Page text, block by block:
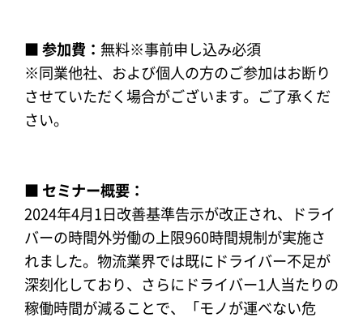
■ 参加費： 無料※事前申し込み必須
※同業他社、および個人の方のご参加はお断り
させていただく場合がございます。ご了承くだ
さい。
■ セミナー概要：
2024年4月 1 日改善基準告示が改正され、ドライ
バーの時間外労働の上限960時間規制が実施さ
れました。物流業界では既にドライバー不足が
深刻化しており、さらにドライバー1 人当たりの
稼働時間が減ることで、「モノが運べない危